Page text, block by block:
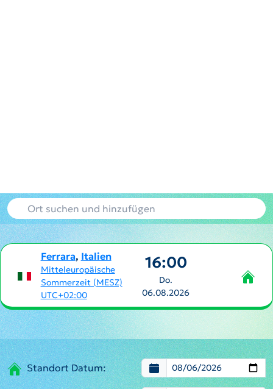
Ferrara, Italien
Mitteleuropäische
Sommerzeit (MESZ)
UTC+02:00
16:00
Do.
06.08.2026
Standort Datum: